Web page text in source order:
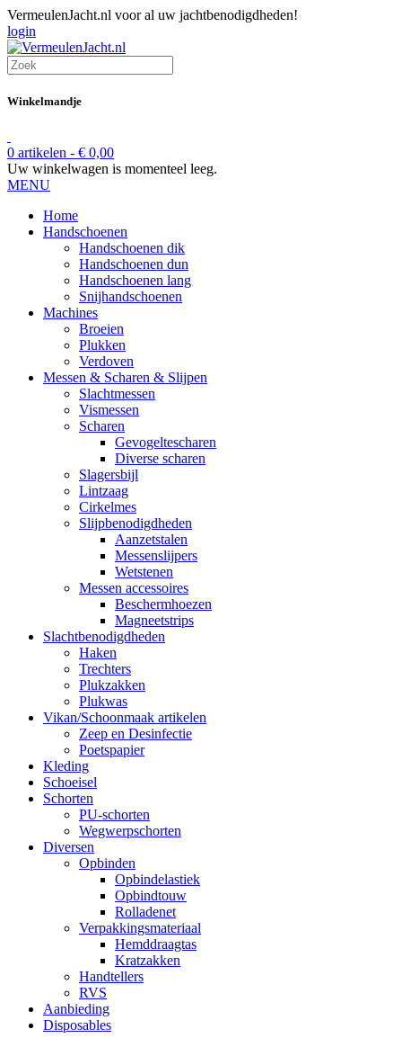
VermeulenJacht.nl voor al uw jachtbenodigdheden!
login
Winkelmandje
0 artikelen - € 0,00
Uw winkelwagen is momenteel leeg.
MENU
Home
Handschoenen
Handschoenen dik
Handschoenen dun
Handschoenen lang
Snijhandschoenen
Machines
Broeien
Plukken
Verdoven
Messen & Scharen & Slijpen
Slachtmessen
Vismessen
Scharen
Gevogeltescharen
Diverse scharen
Slagersbijl
Lintzaag
Cirkelmes
Slijpbenodigdheden
Aanzetstalen
Messenslijpers
Wetstenen
Messen accessoires
Beschermhoezen
Magneetstrips
Slachtbenodigdheden
Haken
Trechters
Plukzakken
Plukwas
Vikan/Schoonmaak artikelen
Zeep en Desinfectie
Poetspapier
Kleding
Schoeisel
Schorten
PU-schorten
Wegwerpschorten
Diversen
Opbinden
Opbindelastiek
Opbindtouw
Rolladenet
Verpakkingsmateriaal
Hemddraagtas
Kratzakken
Handtellers
RVS
Aanbieding
Disposables